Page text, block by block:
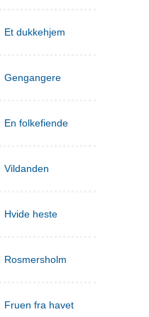
Et dukkehjem
Gengangere
En folkefiende
Vildanden
Hvide heste
Rosmersholm
Fruen fra havet